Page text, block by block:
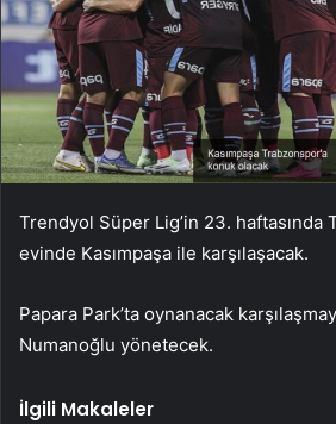
Trendyol Süper Lig’in 23. haftasında
evinde Kasımpaşa ile karşılaşacak.
Papara Park’ta oynanacak
Numanoğlu yönetecek.
İlgili Makaleler